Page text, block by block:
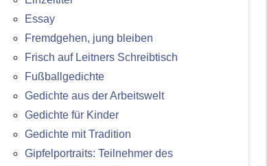
Essay
Fremdgehen, jung bleiben
Frisch auf Leitners Schreibtisch
Fußballgedichte
Gedichte aus der Arbeitswelt
Gedichte für Kinder
Gedichte mit Tradition
Gipfelportraits: Teilnehmer des